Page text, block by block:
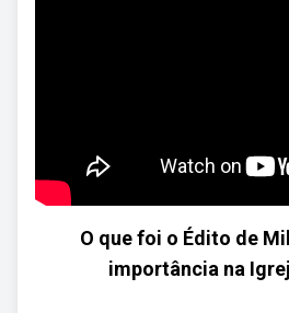
O que foi o Édito de
importância na